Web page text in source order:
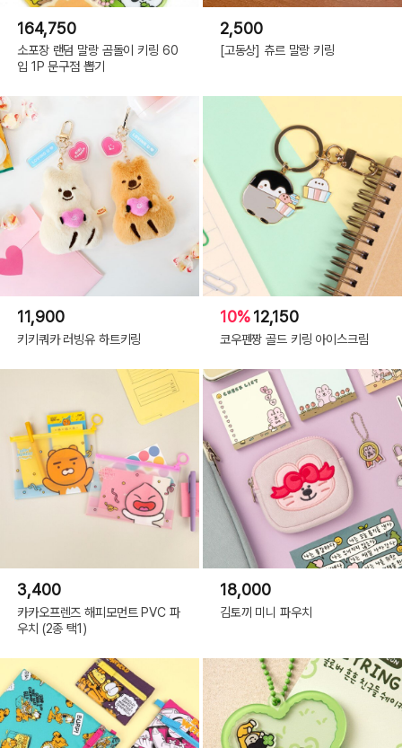
164,750
소포장 랜덤 말랑 곰돌이 키링 60
입 1P 문구점 뽑기
2,500
[고동상] 츄르 말랑 키링
11,900
키키쿼카 러빙유 하트키링
10%12,150
코우펜짱 골드 키링 아이스크림
3,400
카카오프렌즈 해피모먼트 PVC 파
우치 (2종 택1)
18,000
김토끼 미니 파우치